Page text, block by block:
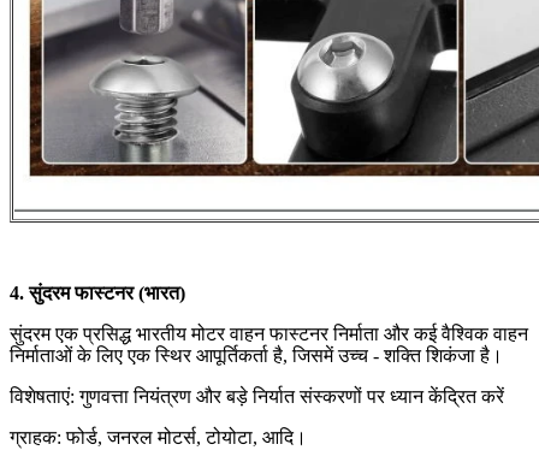
4. सुंदरम फास्टनर (भारत)
सुंदरम एक प्रसिद्ध भारतीय मोटर वाहन फास्टनर निर्माता और कई वैश्विक वाहन
निर्माताओं के लिए एक स्थिर आपूर्तिकर्ता है, जिसमें उच्च - शक्ति शिकंजा है।
विशेषताएं: गुणवत्ता नियंत्रण और बड़े निर्यात संस्करणों पर ध्यान केंद्रित करें
ग्राहक: फोर्ड, जनरल मोटर्स, टोयोटा, आदि।